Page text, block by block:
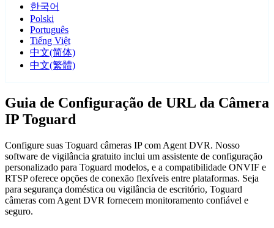
한국어
Polski
Português
Tiếng Việt
中文(简体)
中文(繁體)
Guia de Configuração de URL da Câmera
IP Toguard
Configure suas Toguard câmeras IP com Agent DVR. Nosso
software de vigilância gratuito inclui um assistente de configuração
personalizado para Toguard modelos, e a compatibilidade ONVIF e
RTSP oferece opções de conexão flexíveis entre plataformas. Seja
para segurança doméstica ou vigilância de escritório, Toguard
câmeras com Agent DVR fornecem monitoramento confiável e
seguro.